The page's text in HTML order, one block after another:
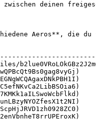
zwischen deinen
Aeros**, die